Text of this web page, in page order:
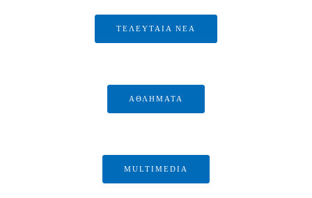
ΤΕΛΕΥΤΑΙΑ ΝΕΑ
ΑΘΛΗΜΑΤΑ
MULTIMEDIA